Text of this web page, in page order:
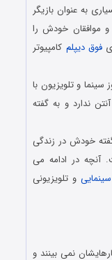
به عنوان بازیگر
موافقان خودش را
فوق دیپلم کامپیوتر
و تلویزیون با
ندارد و به گفته
خودش در زندگی
در ادامه می
و تلویزیونی
نمی بینند و